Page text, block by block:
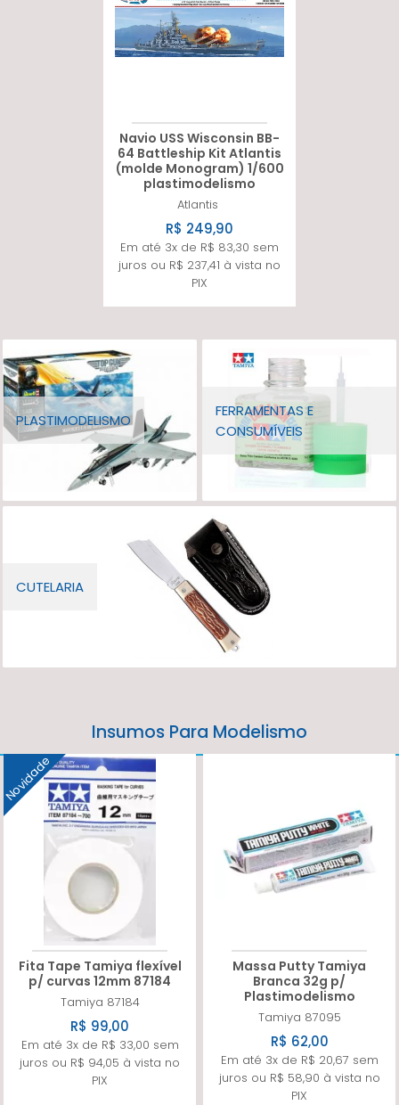
Navio USS Wisconsin BB-
64 Battleship Kit Atlantis
(molde Monogram) 1/600
plastimodelismo
Atlantis
R$ 249,90
Em até 3x de R$ 83,30 sem
juros ou R$ 237,41 à vista no
PIX
PLASTIMODELISMO
FERRAMENTAS E
CONSUMÍVEIS
CUTELARIA
Insumos Para Modelismo
Novidade
Fita Tape Tamiya flexível
p/ curvas 12mm 87184
Tamiya 87184
R$ 99,00
Em até 3x de R$ 33,00 sem
juros ou R$ 94,05 à vista no
PIX
Massa Putty Tamiya
Branca 32g p/
Plastimodelismo
Tamiya 87095
R$ 62,00
Em até 3x de R$ 20,67 sem
juros ou R$ 58,90 à vista no
PIX